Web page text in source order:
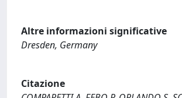
Altre informazioni significative
Dresden, Germany
Citazione